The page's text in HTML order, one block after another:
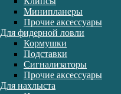
Минипланеры
Прочие аксессуары
Для фидерной ловли
Кормушки
Подставки
Сигнализаторы
Прочие аксессуары
Для нахлыста